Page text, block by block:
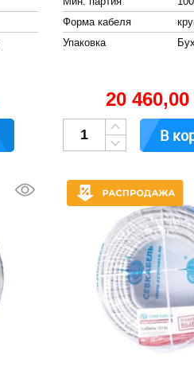
Форма кабеля
Упаковка
20 460,00
В